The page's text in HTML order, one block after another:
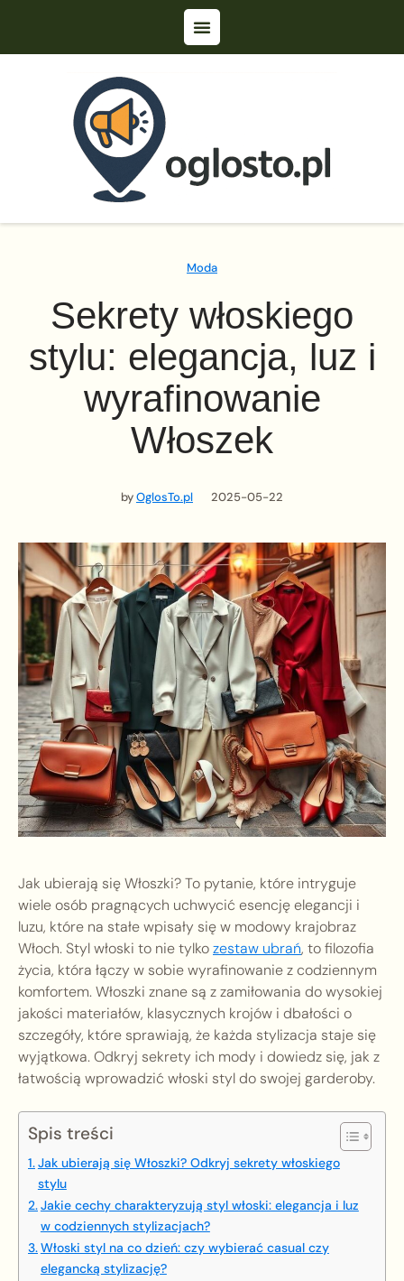
Moda
Sekrety włoskiego
stylu: elegancja, luz i
wyrafinowanie
Włoszek
byOglosTo.pl 2025-05-22
Jak ubierają się Włoszki? To pytanie, które intryguje
wiele osób pragnących uchwycić esencję elegancji i
luzu, które na stałe wpisały się w modowy krajobraz
Włoch. Styl włoski to nie tylkozestaw ubrań, to filozofia
życia, która łączy w sobie wyrafinowanie z codziennym
komfortem. Włoszki znane są z zamiłowania do wysokiej
jakości materiałów, klasycznych krojów i dbałości o
szczegóły, które sprawiają, że każda stylizacja staje się
wyjątkowa. Odkryj sekrety ich mody i dowiedz się, jak z
łatwością wprowadzić włoski styl do swojej garderoby.
Spis treści
Jak ubierają się Włoszki? Odkryj sekrety włoskiego
stylu
Jakie cechy charakteryzują styl włoski: elegancja i luz
w codziennych stylizacjach?
Włoski styl na co dzień: czy wybierać casual czy
elegancką stylizację?